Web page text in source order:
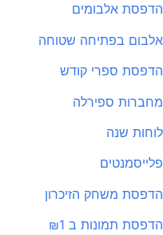
אלבומים
בפתיחה שטוחה
ספרי קודש
ספירלה
שנה
משחק הזיכרון
תמונות ב ₪1